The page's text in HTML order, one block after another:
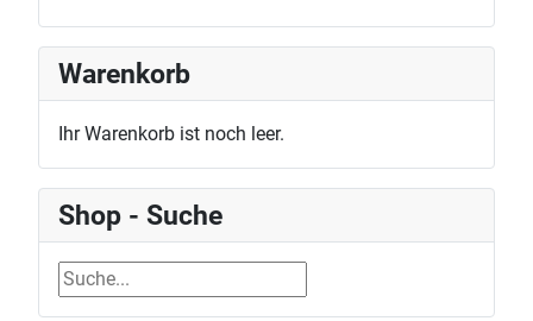
Warenkorb
Ihr Warenkorb ist noch leer.
Shop - Suche